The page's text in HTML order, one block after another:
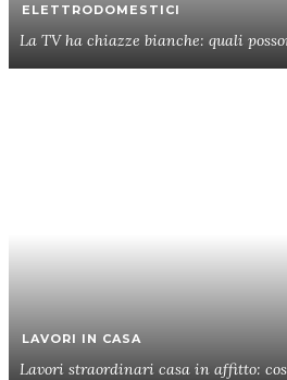
ELETTRODOMESTICI
La TV ha chiazze bianche: quali
LAVORI IN CASA
Lavori straordinari casa in affitto: